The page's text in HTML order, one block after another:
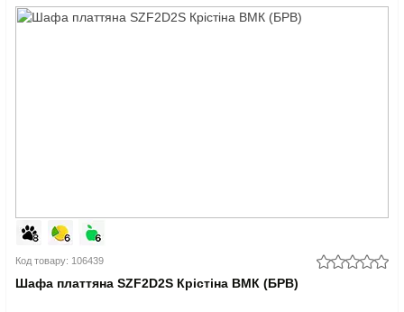
Код товару: 106439
Шафа платтяна SZF2D2S Крістіна ВМК (БРВ)